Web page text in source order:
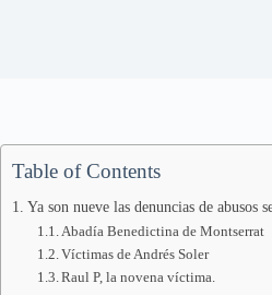
Table of Contents
Ya son nueve las denuncias de
Abadía Benedictina de Montserrat
Víctimas de Andrés Soler
Raul P, la novena víctima.